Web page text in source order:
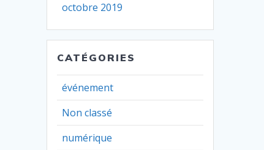
octobre 2019
CATÉGORIES
événement
Non classé
numérique